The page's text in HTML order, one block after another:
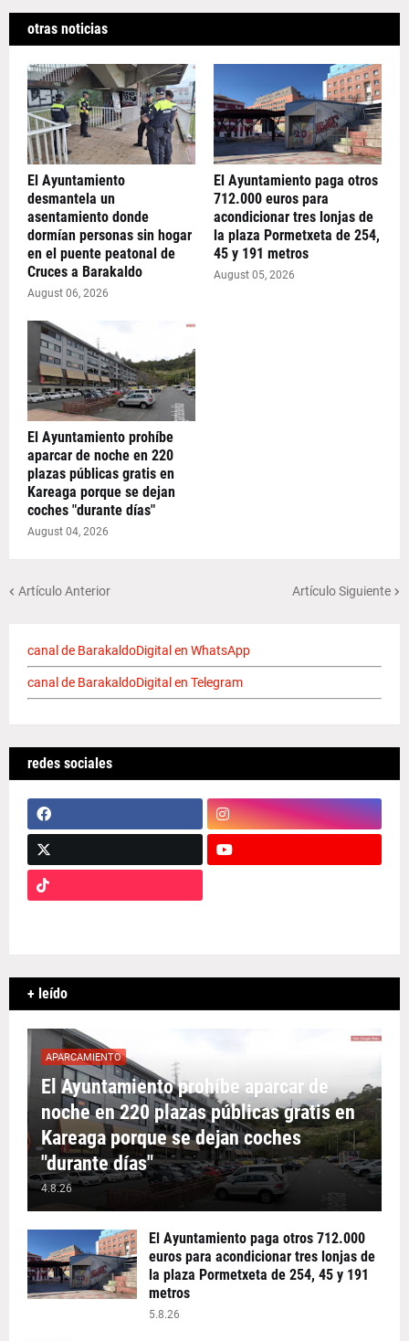
otras noticias
El Ayuntamiento
desmantela un
asentamiento donde
dormían personas sin hogar
en el puente peatonal de
Cruces a Barakaldo
August 06, 2026
El Ayuntamiento paga otros
712.000 euros para
acondicionar tres lonjas de
la plaza Pormetxeta de 254,
45 y 191 metros
August 05, 2026
El Ayuntamiento prohíbe
aparcar de noche en 220
plazas públicas gratis en
Kareaga porque se dejan
coches "durante días"
August 04, 2026
Artículo Anterior Artículo Siguiente
canal de BarakaldoDigital en WhatsApp
canal de BarakaldoDigital en Telegram
redes sociales
+ leído
APARCAMIENTO
El Ayuntamiento prohíbe aparcar de
noche en 220 plazas públicas gratis en
Kareaga porque se dejan coches
"durante días"
4.8.26
El Ayuntamiento paga otros 712.000
euros para acondicionar tres lonjas de
la plaza Pormetxeta de 254, 45 y 191
metros
5.8.26